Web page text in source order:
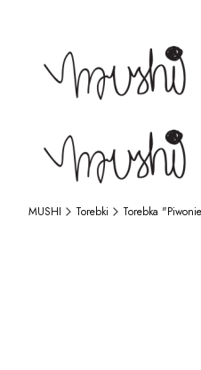
MUSHI Torebki Torebka